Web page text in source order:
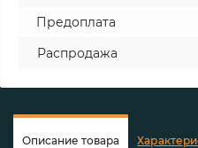
Предоплата
Распродажа
Описание товара